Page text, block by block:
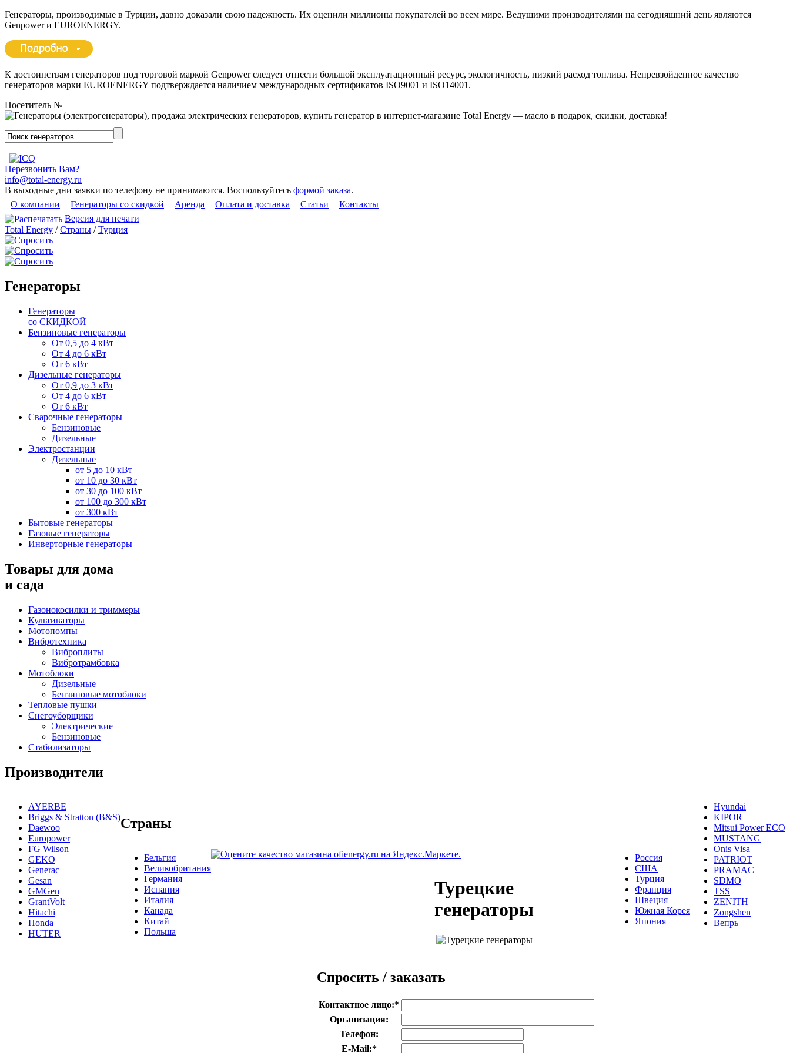
Генераторы, производимые в Турции, давно доказали свою надежность. Их оценили миллионы покупателей во всем мире. Ведущими производителями на сегодняшний день являются
Genpower и EUROENERGY.
К достоинствам генераторов под торговой маркой Genpower следует отнести большой эксплуатационный ресурс, экологичность, низкий расход топлива. Непревзойденное качество
генераторов марки EUROENERGY подтверждается наличием международных сертификатов ISO9001 и ISO14001.
Посетитель №
Перезвонить Вам?
info@total-energy.ru
В выходные дни заявки по телефону не принимаются. Воспользуйтесь формой заказа.
О компании
Генераторы со скидкой Аренда Оплата и доставка Статьи
Контакты
Версия для печати
Total Energy /Страны /Турция
Генераторы
Генераторы
со СКИДКОЙ
Бензиновые генераторы
От 0,5 до 4 кВт
От 4 до 6 кВт
От 6 кВт
Дизельные генераторы
От 0,9 до 3 кВт
От 4 до 6 кВт
От 6 кВт
Сварочные генераторы
Бензиновые
Дизельные
Электростанции
Дизельные
от 5 до 10 кВт
от 10 до 30 кВт
от 30 до 100 кВт
от 100 до 300 кВт
от 300 кВт
Бытовые генераторы
Газовые генераторы
Инверторные генераторы
Товары для дома
и сада
Газонокосилки и триммеры
Культиваторы
Мотопомпы
Вибротехника
Виброплиты
Вибротрамбовка
Мотоблоки
Дизельные
Бензиновые мотоблоки
Тепловые пушки
Снегоуборщики
Электрические
Бензиновые
Стабилизаторы
Производители
AYERBE
Briggs & Stratton (B&S)
Daewoo
Europower
FG Wilson
GEKO
Generac
Gesan
GMGen
GrantVolt
Hitachi
Honda
HUTER
Hyundai
KIPOR
Mitsui Power ECO
MUSTANG
Onis Visa
PATRIOT
PRAMAC
SDMO
TSS
ZENITH
Zongshen
Вепрь
Страны
Бельгия
Великобритания
Германия
Испания
Италия
Канада
Китай
Польша
Россия
США
Турция
Франция
Швеция
Южная Корея
Япония
Турецкие
генераторы
Спросить / заказать
Контактное лицо:*
Организация:
Телефон:
E-Mail:*